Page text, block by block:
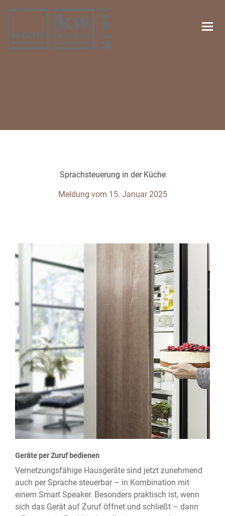
Sprachsteuerung in der Küche
Meldung vom 15. Januar 2025
Geräte per Zuruf bedienen
Vernetzungsfähige Hausgeräte sind jetzt zunehmend
auch per Sprache steuerbar – in Kombination mit
einem Smart Speaker. Besonders praktisch ist, wenn
sich das Gerät auf Zuruf öffnet und schließt – dann